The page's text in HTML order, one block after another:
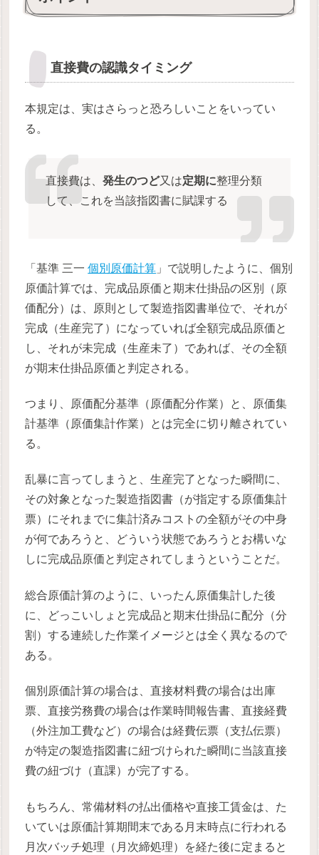
直接費の認識タイミング
本規定は、実はさらっと恐ろしいことをいってい
る。
直接費は、発生のつど又は定期に整理分類
して、これを当該指図書に賦課する
「基準 三一個別原価計算 」で説明したように、個別
原価計算では、完成品原価と期末仕掛品の区別（原
価配分）は、原則として製造指図書単位で、それが
完成（生産完了）になっていれば全額完成品原価と
し、それが未完成（生産未了）であれば、その全額
が期末仕掛品原価と判定される。
つまり、原価配分基準（原価配分作業）と、原価集
計基準（原価集計作業）とは完全に切り離されてい
る。
乱暴に言ってしまうと、生産完了となった瞬間に、
その対象となった製造指図書（が指定する原価集計
票）にそれまでに集計済みコストの全額がその中身
が何であろうと、どういう状態であろうとお構いな
しに完成品原価と判定されてしまうということだ。
総合原価計算のように、いったん原価集計した後
に、どっこいしょと完成品と期末仕掛品に配分（分
割）する連続した作業イメージとは全く異なるので
ある。
個別原価計算の場合は、直接材料費の場合は出庫
票、直接労務費の場合は作業時間報告書、直接経費
（外注加工費など）の場合は経費伝票（支払伝票）
が特定の製造指図書に紐づけられた瞬間に当該直接
費の紐づけ（直課）が完了する。
もちろん、常備材料の払出価格や直接工賃金は、た
いていは原価計算期間末である月末時点に行われる
月次バッチ処理（月次締処理）を経た後に定まると